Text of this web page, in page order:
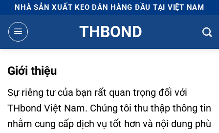
qua
nội
NHÀ SẢN XUẤT KEO DÁN HÀNG ĐẦU TẠI VIỆT NAM
THBOND
Giới thiệu
Sự riêng tư của bạn rất quan trọng đối với
THbond Việt Nam. Chúng tôi thu thập thông tin
nhằm cung cấp dịch vụ tốt hơn và nội dung phù